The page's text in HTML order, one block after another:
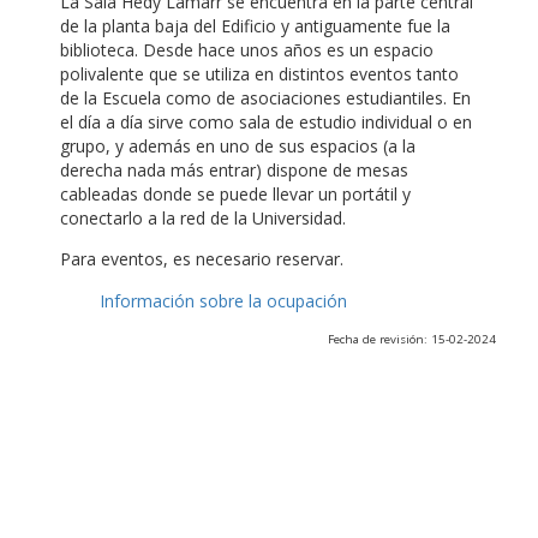
de la planta baja del Edificio y antiguamente fue la
biblioteca. Desde hace unos años es un espacio
polivalente que se utiliza en distintos eventos tanto
de la Escuela como de asociaciones estudiantiles. En
el día a día sirve como sala de estudio individual o en
grupo, y además en uno de sus espacios (a la
derecha nada más entrar) dispone de mesas
cableadas donde se puede llevar un portátil y
conectarlo a la red de la Universidad.
Para eventos, es necesario reservar.
Información sobre la ocupación
Fecha de revisión: 15-02-2024